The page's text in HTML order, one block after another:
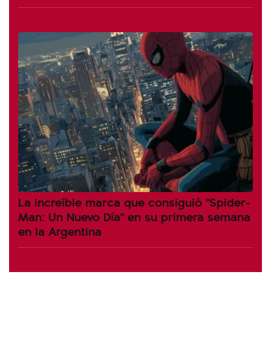
La increíble marca que consiguió "Spider-
Man: Un Nuevo Día" en su primera semana
en la Argentina